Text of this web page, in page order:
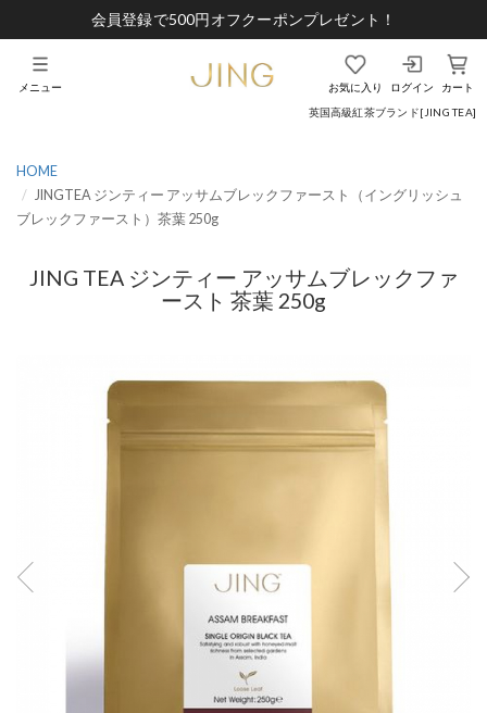
会員登録で500円オフクーポンプレゼント！
英国高級紅茶ブランド[JING TEA]
お気に入り ログイン カート
メニュー
HOME
JINGTEA ジンティー アッサムブレックファースト（イングリッシュ
ブレックファースト）茶葉 250g
JING TEA ジンティー アッサムブレックファ
ースト 茶葉 250g